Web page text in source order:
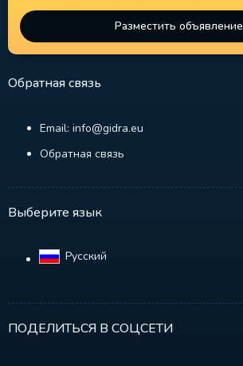
Разместить объявление
Обратная связь
Email: info@gidra.eu
Обратная связь
Выберите язык
Русский‎
ПОДЕЛИТЬСЯ В СОЦСЕТИ